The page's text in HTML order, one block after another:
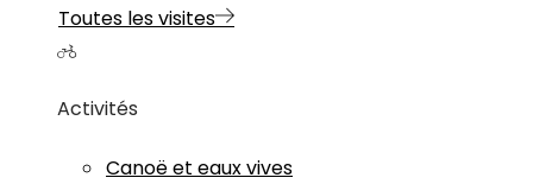
Toutes les visites
Activités
Canoë et eaux vives